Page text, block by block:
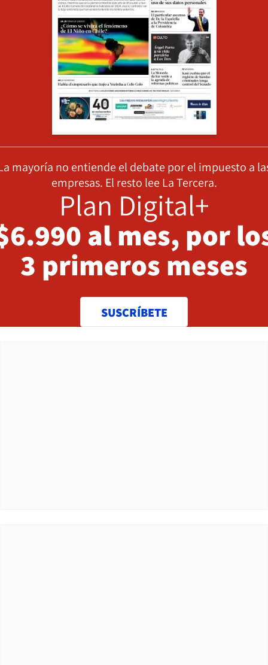
mayoría no entiende el debate por el impuesto a
empresas. El resto lee La Tercera.
Plan Digital+
al mes, por
3 primeros meses
SUSCRÍBETE